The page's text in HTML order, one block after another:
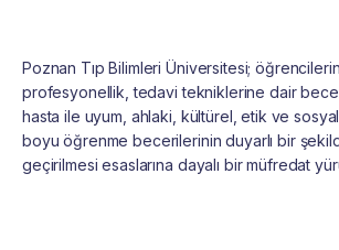
Poznan Tıp Bilimleri Üniversitesi;
profesyonellik, tedavi tekniklerine dair
hasta ile uyum, ahlaki, kültürel, etik ve
boyu öğrenme becerilerinin duyarlı bir
geçirilmesi esaslarına dayalı bir müfredat